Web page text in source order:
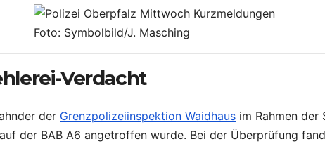
Foto: Symbolbild/J. Masching
Verdacht
der Grenzpolizeiinspektion Waidhaus im Rahmen der
der BAB A6 angetroffen wurde. Bei der Überprüfung